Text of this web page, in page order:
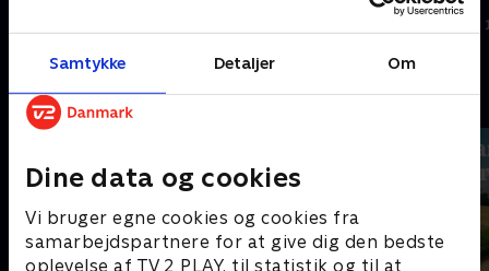
Samtykke Detaljer Om
Dine data og cookies
Vi bruger egne cookies og cookies fra
samarbejdspartnere for at give dig den bedste
oplevelse af TV 2 PLAY, til statistik og til at
at nå i mål med ugeopgaven.
Andre så også